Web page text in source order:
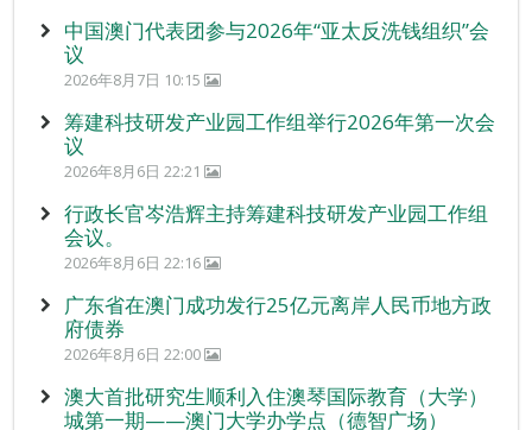
中国澳门代表团参与2026年“亚太反洗钱组织”会
议
2026年8月7日 10:15
筹建科技研发产业园工作组举行2026年第一次会
议
2026年8月6日 22:21
行政长官岑浩辉主持筹建科技研发产业园工作组
会议。
2026年8月6日 22:16
广东省在澳门成功发行25亿元离岸人民币地方政
府债券
2026年8月6日 22:00
澳大首批研究生顺利入住澳琴国际教育（大学）
城第一期——澳门大学办学点（德智广场）